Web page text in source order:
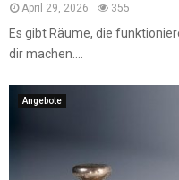
April 29, 2026 355
Es gibt Räume, die
dir machen....
Angebote